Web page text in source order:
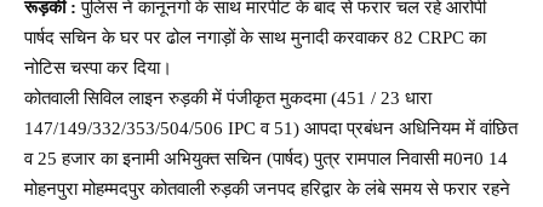
रूड़की : पुलिस ने कानूनगो के साथ मारपीट के बाद से फरार चल रहे आरोपी
पार्षद सचिन के घर पर ढोल नगाड़ों के साथ मुनादी करवाकर 82 CRPC का
नोटिस चस्पा कर दिया।
कोतवाली सिविल लाइन रुड़की में पंजीकृत मुकदमा (451 / 23 धारा
147/149/332/353/504/506 IPC व 51) आपदा प्रबंधन अधिनियम में वांछित
व 25 हजार का इनामी अभियुक्त सचिन (पार्षद) पुत्र रामपाल निवासी म0न0 14
मोहनपुरा मोहम्मदपुर कोतवाली रुड़की जनपद हरिद्वार के लंबे समय से फरार रहने